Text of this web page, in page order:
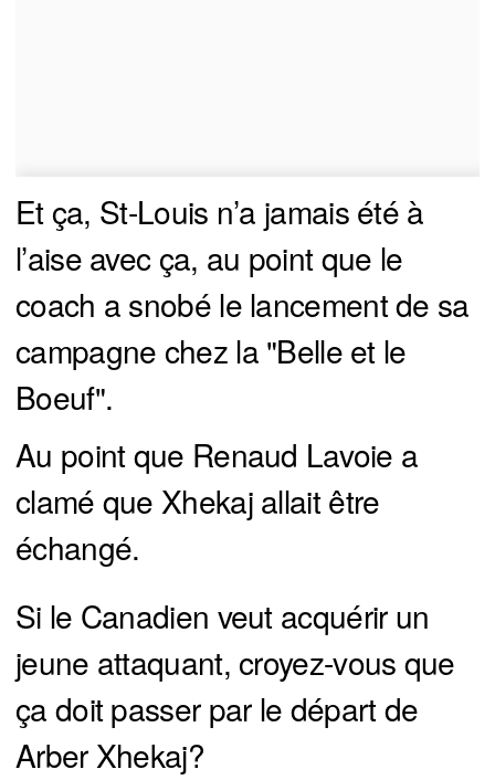
Et ça, St-Louis n’a jamais été à
l’aise avec ça, au point que le
coach a snobé le lancement de sa
campagne chez la "Belle et le
Boeuf".
Au point que Renaud Lavoie a
clamé que Xhekaj allait être
échangé.
Si le Canadien veut acquérir un
jeune attaquant, croyez-vous que
ça doit passer par le départ de
Arber Xhekaj?